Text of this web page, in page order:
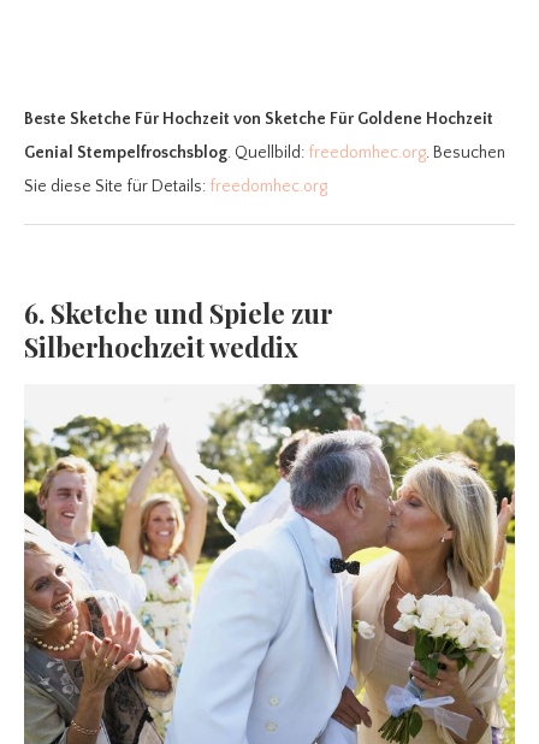
Beste Sketche Für Hochzeit von Sketche Für Goldene Hochzeit
Genial Stempelfroschsblog. Quellbild: freedomhec.org. Besuchen
Sie diese Site für Details: freedomhec.org
6. Sketche und Spiele zur
Silberhochzeit weddix